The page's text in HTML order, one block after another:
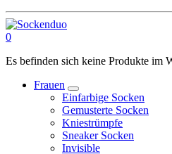
0
Es befinden sich keine Produkte im
Frauen
Einfarbige Socken
Gemusterte Socken
Kniestrümpfe
Sneaker Socken
Invisible